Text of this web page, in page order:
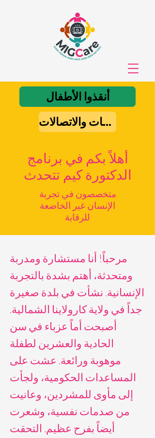
أنقذوا الأطفال
راعي تكنولوجيا المعلومات والاتصالات
أهلاً بكم في برنامج
الدكتورة كيم تتحدث
متخصصون في تجربة
الإنسان غير الخاضعة
للرقابة
مرحباً! أنا مستشارة ومدربة
ومتحدثة، أهتم بشدة بالتجربة
الإنسانية. نشأت في بلدة صغيرة
جداً في ولاية كارولاينا الشمالية.
أصبحت أماً عزباء في سن
الحادية والعشرين لطفلة
موهوبة ورائعة. عشت على
المساعدات الحكومية، ولجأت
إلى مأوى للمشردين، وعانيت
من صدمات نفسية، وشعرت
أيضاً بفرح عظيم. التحقت